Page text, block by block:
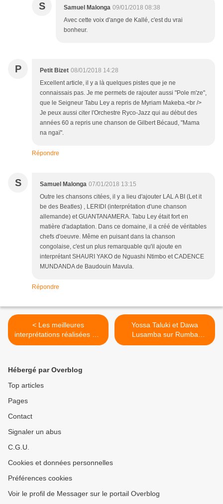
S Samuel Malonga 09/01/2018 08:38
Avec cette voix d'ange de Kallé, c'est du vrai
bonheur.
P Petit Bizet 08/01/2018 14:28
Excellent article, il y a là quelques pistes que je ne
connaissais pas. Je me permets de rajouter aussi "Pole m'ze",
que le Seigneur Tabu Ley a repris de Myriam Makeba.<br />
Je peux aussi citer l'Orchestre Ryco-Jazz qui au début des
années 60 a repris une chanson de Gilbert Bécaud, "Mama
na ngaï".
Répondre
S Samuel Malonga 07/01/2018 13:15
Outre les chansons citées, il y a lieu d'ajouter LAL A BI (Let it
be des Beatles) , LERIDI (interprétation d'une chanson
allemande) et GUANTANAMERA. Tabu Ley était fort en
matière d'adaptation. Dans ce domaine, il a créé de véritables
chefs d'oeuvre. Même en puisant dans la chanson
congolaise, c'est un plus remarquable qu'il ajoute en
interprétant SHAURI YAKO de Nguashi Ntimbo et CADENCE
MUNDANDA de Baudouin Mavula.
Répondre
< Les meilleures
interprétations réalisées par
les artistes congolais (2)
Yossa Taluki et Dawa
Lusamba sur Rumba
Maliba >
Hébergé par Overblog
Top articles
Pages
Contact
Signaler un abus
C.G.U.
Cookies et données personnelles
Préférences cookies
Voir le profil de Messager sur le portail Overblog